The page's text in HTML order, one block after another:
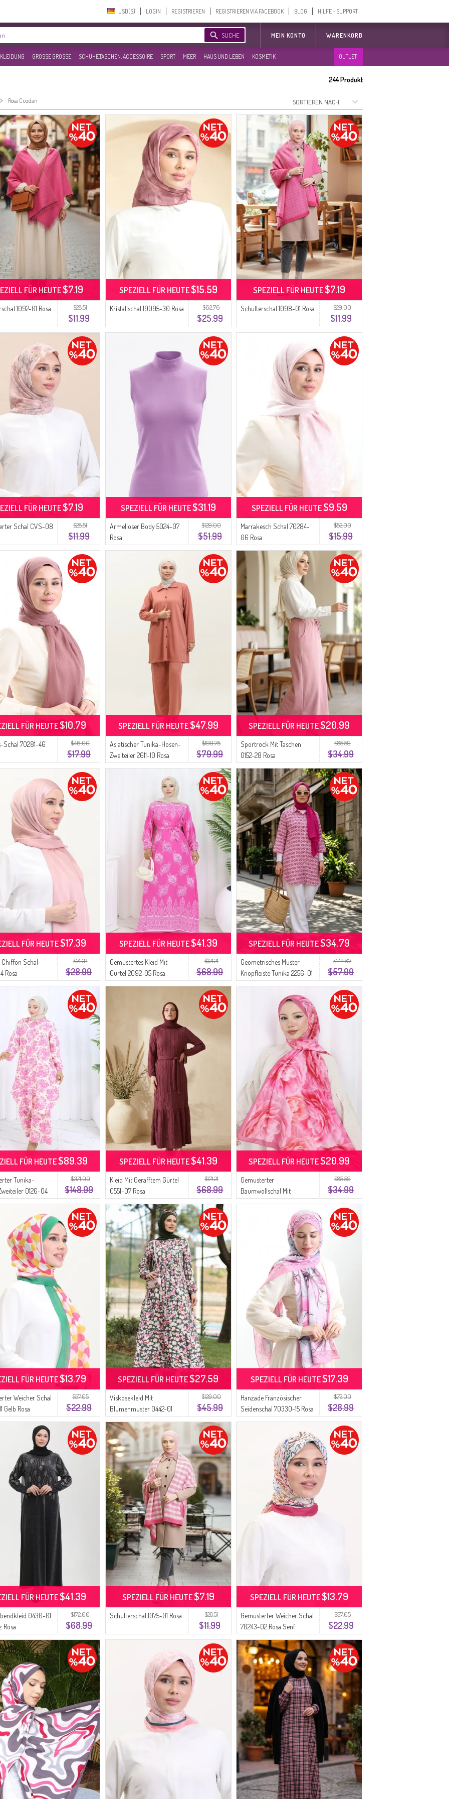
USD($)‎ LOGIN REGISTRIEREN REGISTRIEREN VIA FACEBOOK BLOG HILFE - SUPPORT
SUCHE MEIN KONTO WARENKORB
GROSSE GRÖSSE SCHUHE,TASCHEN, ACCESSOIRE SPORT MEER HAUS UND LEBEN KOSMETIK OUTLET
244Produkt
> Rosa Cüzdan
$28.51
$11.99
1092-01 Rosa
FÜR HEUTE$7.19
$62.76
$25.99
Kristallschal 19095-30 Rosa
SPEZIELL FÜR HEUTE$15.59
$29.00
$11.99
Schulterschal 1098-01 Rosa
SPEZIELL FÜR HEUTE$7.19
$28.51
$11.99
Schal CVS-08
FÜR HEUTE$7.19
$129.00
$51.99
Ärmelloser Body 5024-07
Rosa
SPEZIELL FÜR HEUTE$31.19
$52.00
$15.99
Marrakesch Schal 70284-
06 Rosa
SPEZIELL FÜR HEUTE$9.59
$46.00
$17.99
Schal 70281-46
FÜR HEUTE$10.79
$199.75
$79.99
Asiatischer Tunika-Hosen-
Zweiteiler 2611-10 Rosa
SPEZIELL FÜR HEUTE$47.99
$85.59
$34.99
Sportrock Mit Taschen
0152-28 Rosa
SPEZIELL FÜR HEUTE$20.99
$71.32
$28.99
Schal
Rosa
FÜR HEUTE$17.39
$171.21
$68.99
Gemustertes Kleid Mit
Gürtel 2092-05 Rosa
SPEZIELL FÜR HEUTE$41.39
$142.67
$57.99
Geometrisches Muster
Knopfleiste Tunika 2256-01
Rosa
SPEZIELL FÜR HEUTE$34.79
$371.00
$148.99
Tunika-
0126-04
FÜR HEUTE$89.39
$171.21
$68.99
Kleid Mit Gerafftem Gürtel
0551-07 Rosa
SPEZIELL FÜR HEUTE$41.39
$85.59
$34.99
Gemusterter
Baumwollschal Mit
Kokonmuster 70322-02
SPEZIELL FÜR HEUTE$20.99
$57.05
$22.99
Weicher Schal
Gelb Rosa
FÜR HEUTE$13.79
$129.00
$45.99
Viskosekleid Mit
Blumenmuster 0442-01
Smaragdgrün-Rosa
SPEZIELL FÜR HEUTE$27.59
$72.00
$28.99
Hanzade Französischer
Seidenschal 70330-15 Rosa
Grau
SPEZIELL FÜR HEUTE$17.39
$172.00
$68.99
0430-01
Rosa
FÜR HEUTE$41.39
$28.51
$11.99
Schulterschal 1075-01 Rosa
SPEZIELL FÜR HEUTE$7.19
$57.05
$22.99
Gemusterter Weicher Schal
70243-02 Rosa Senf
SPEZIELL FÜR HEUTE$13.79